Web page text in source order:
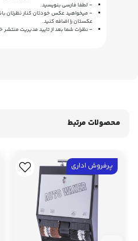
- لطفا فارسی بنویسید.
- میخواهید عکس خودتان کنار نظرتان
عکستان را اضافه کنید.
- نظرات شما بعد از تایید مدیریت
محصولات مرتبط
پرفروش اداری